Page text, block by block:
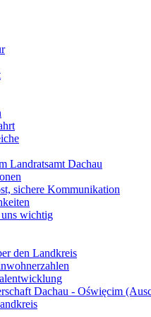
Landratsamt Dachau
sichere Kommunikation
wichtig
den Landkreis
Dachau - Oświęcim